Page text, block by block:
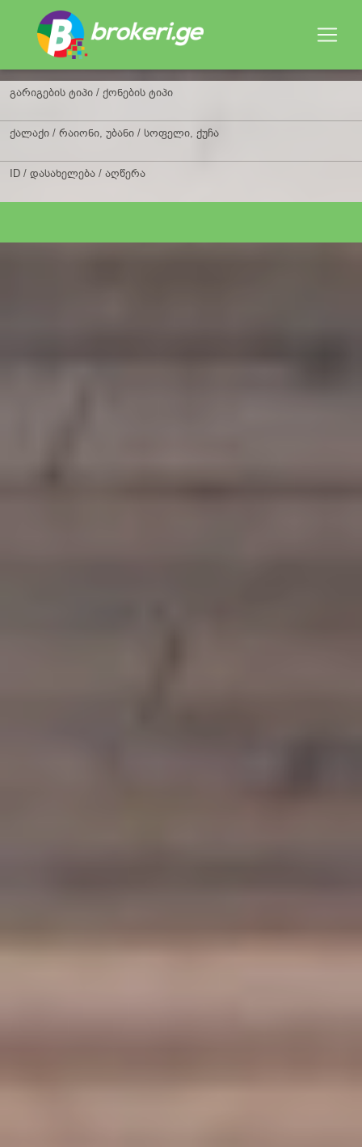
გარიგების ტიპი / ქონების ტიპი
ქალაქი / რაიონი, უბანი / სოფელი, ქუჩა
ID / დასახელება / აღწერა